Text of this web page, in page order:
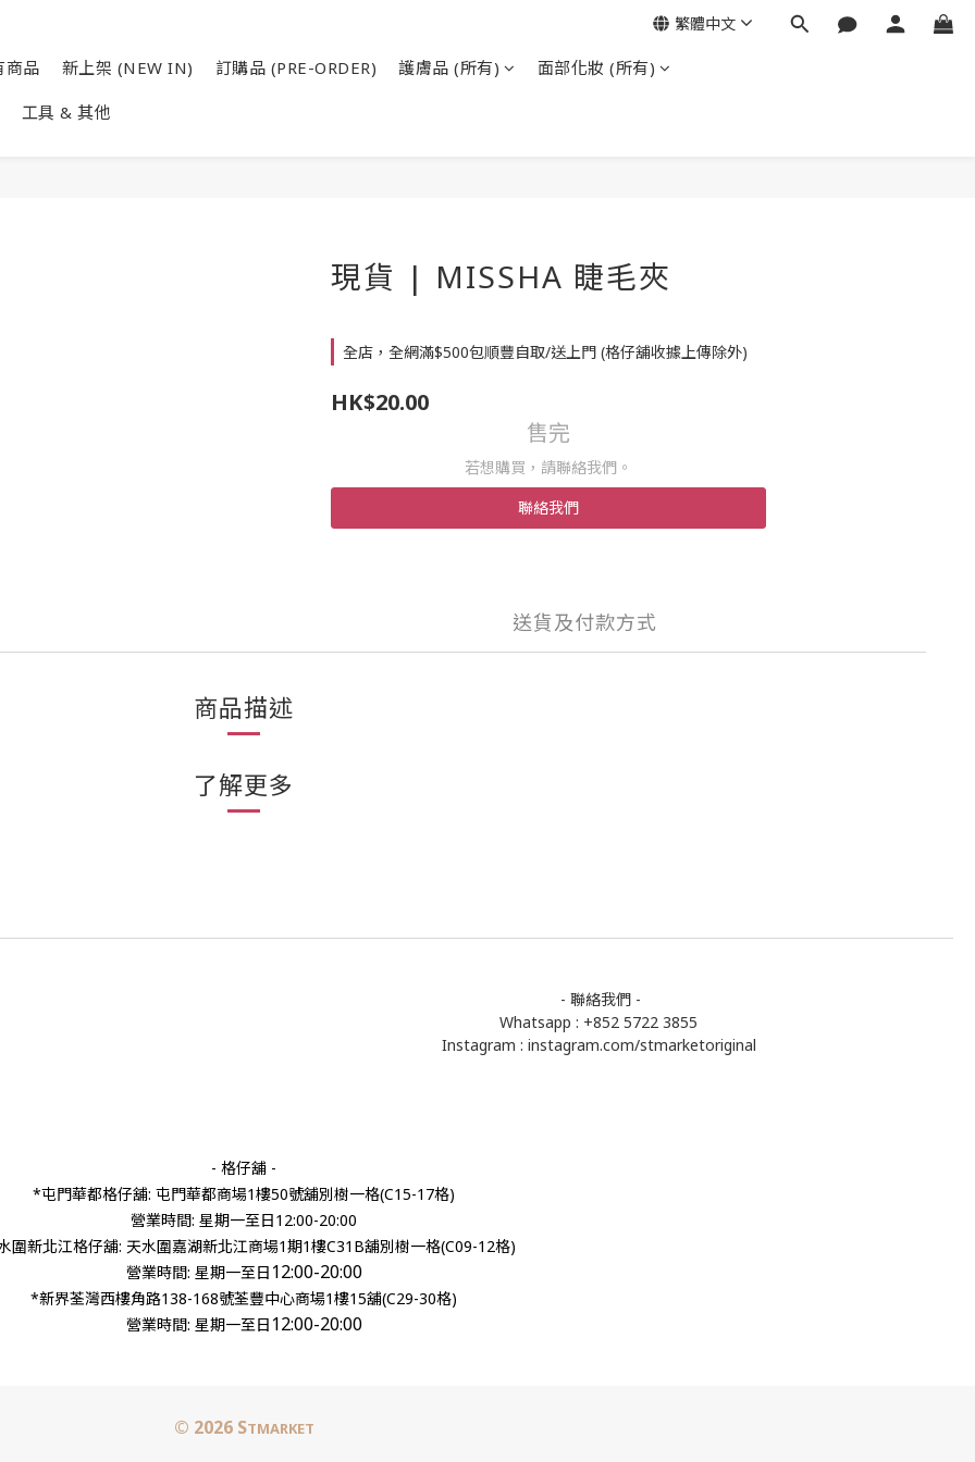
商品 新上架 (NEW IN) 訂購品 (PRE-ORDER) 護膚品 (所有) 面部化妝 (所有)
工具 & 其他
繁體中文
現貨 | MISSHA 睫毛夾
全店，全網滿$500包順豐自取/送上門 (格仔舖收據上傳除外)
HK$20.00
售完
若想購買，請聯絡我們。
聯絡我們
送貨及付款方式
商品描述
了解更多
- 聯絡我們 -
Whatsapp : +852 5722 3855
Instagram : instagram.com/stmarketoriginal
- 格仔舖 -
*屯門華都格仔舖: 屯門華都商場1樓50號舖別樹一格(C15-17格)
營業時間: 星期一至日12:00-20:00
圍新北江格仔舖: 天水圍嘉湖新北江商場1期1樓C31B舖別樹一格(C09-12格)
營業時間: 星期一至日 12:00-20:00
*新界荃灣西樓角路138-168號荃豐中心商場1樓15舖(C29-30格)
營業時間: 星期一至日 12:00-20:00
© 2026 STMARKET